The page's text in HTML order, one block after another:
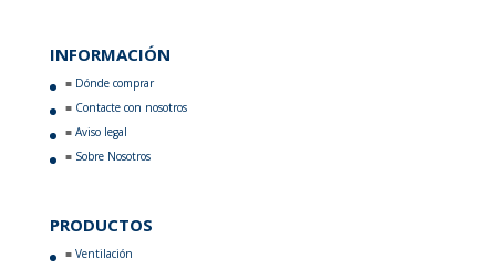
INFORMACIÓN
Dónde comprar
Contacte con nosotros
Aviso legal
Sobre Nosotros
PRODUCTOS
Ventilación